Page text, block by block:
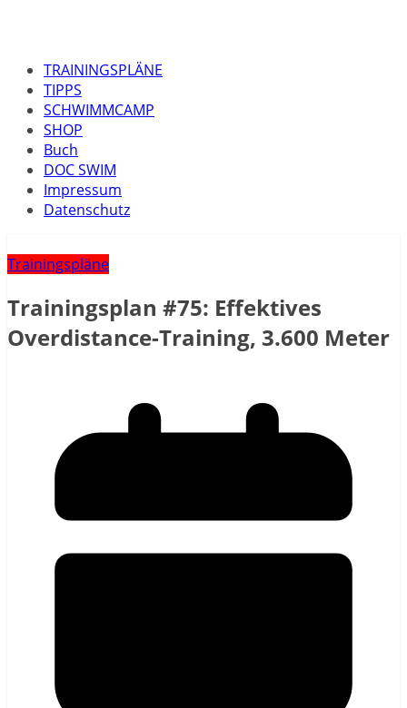
TRAININGSPLÄNE
TIPPS
SCHWIMMCAMP
SHOP
Buch
DOC SWIM
Impressum
Datenschutz
Trainingspläne
Trainingsplan #75: Effektives
Overdistance-Training, 3.600 Meter